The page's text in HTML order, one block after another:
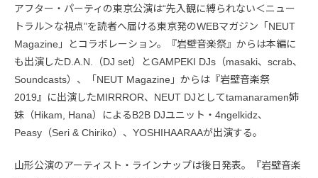
アフター・パーティの東京公演は“先入観に縛られない＜ニュー
トラル＞な視点”を読者へ届ける東京発のWEBマガジン「NEUT
Magazine」とコラボレーション。『岩壁音楽祭』からは本編に
も出演したD.A.N.（DJ set）とGAMPEKI DJs（masaki、scrab、
Soundcasts）、「NEUT Magazine」からは『岩壁音楽祭
2019』に出演したMIRRROR、NEUT DJとしてtamanaramen姉
妹（Hikam, Hana）によるB2B DJユニット・4ngelkidz、
Peasy（Seri & Chiriko）、YOSHIHAARAAが出演する。
山形公演のアーティスト・ラインナップは後日発表。『岩壁音楽